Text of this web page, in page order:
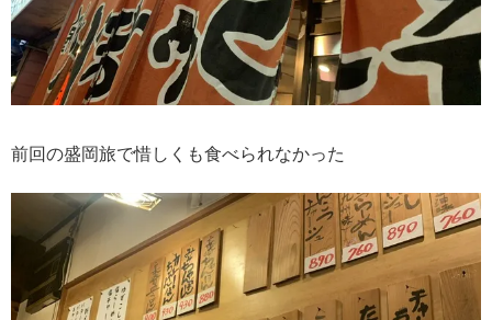
前回の盛岡旅で惜しくも食べられなかった